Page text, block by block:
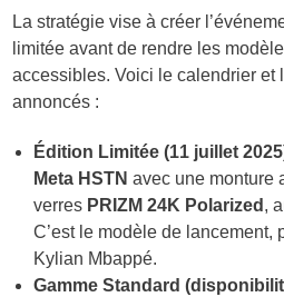
La stratégie vise à créer
limitée avant de rendre les
accessibles. Voici le calendrier et
annoncés :
Édition Limitée (11 juillet
Meta HSTN avec une monture
verres PRIZM 24K Polarized ,
C’est le modèle de lancement,
Kylian Mbappé.
Gamme Standard